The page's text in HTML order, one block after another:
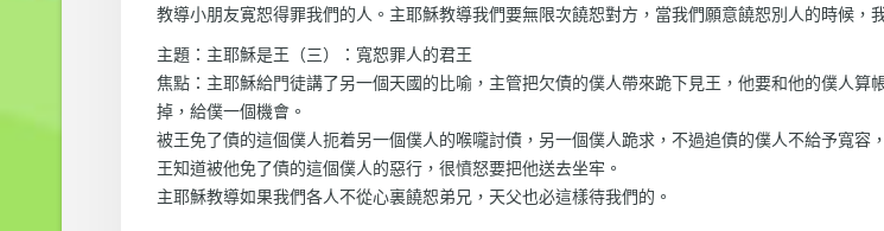
教導小朋友寛恕得罪我們的人。主耶穌教導我們要無限次饒恕對方，當我們願意饒恕別人的時候，
主題：主耶穌是王（三）：寬恕罪人的君王
焦點：主耶穌給門徒講了另一個天國的比喻，主管把欠債的僕人帶來跪下見王，他要和他的僕人
掉，給僕一個機會。
被王免了債的這個僕人扼着另一個僕人的喉嚨討債，另一個僕人跪求，不過追債的僕人不給予寬容
王知道被他免了債的這個僕人的惡行，很憤怒要把他送去坐牢。
主耶穌教導如果我們各人不從心裏饒恕弟兄，天父也必這樣待我們的。